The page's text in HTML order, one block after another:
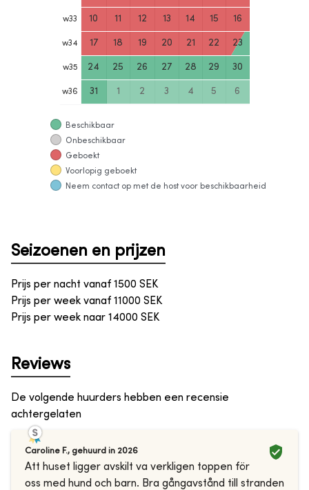
w33 10 11 12 13 14 15 16
w34 17 18 19 20 21 22 23
w35 24 25 26 27 28 29 30
w36 31 1 2 3 4 5 6
Beschikbaar
Onbeschikbaar
Geboekt
Voorlopig geboekt
Neem contact op met de host voor beschikbaarheid
Seizoenen en prijzen
Prijs per nacht vanaf 1500 SEK
Prijs per week vanaf 11000 SEK
Prijs per week naar 14000 SEK
Reviews
De volgende huurders hebben een recensie
achtergelaten
Caroline F., gehuurd in 2026
Att huset ligger avskilt va verkligen toppen för
oss med hund och barn. Bra gångavstånd till stranden